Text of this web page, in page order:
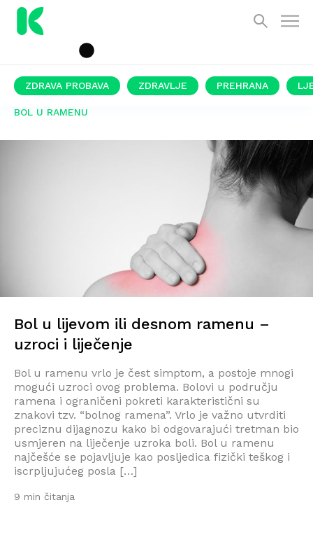
ZDRAVA PROBAVA ZDRAVLJE PREHRANA
BOL U RAMENU
Bol u lijevom ili desnom ramenu –
uzroci i liječenje
Bol u ramenu vrlo je čest simptom, a postoje mnogi
mogući uzroci ovog problema. Bolovi u području
ramena i ograničeni pokreti karakteristični su
znakovi tzv. “bolnog ramena”. Vrlo je važno utvrditi
preciznu dijagnozu kako bi odgovarajući tretman bio
usmjeren na liječenje uzroka boli. Bol u ramenu
najčešće se pojavljuje kao posljedica fizički teškog i
iscrpljujućeg posla […]
9 min čitanja